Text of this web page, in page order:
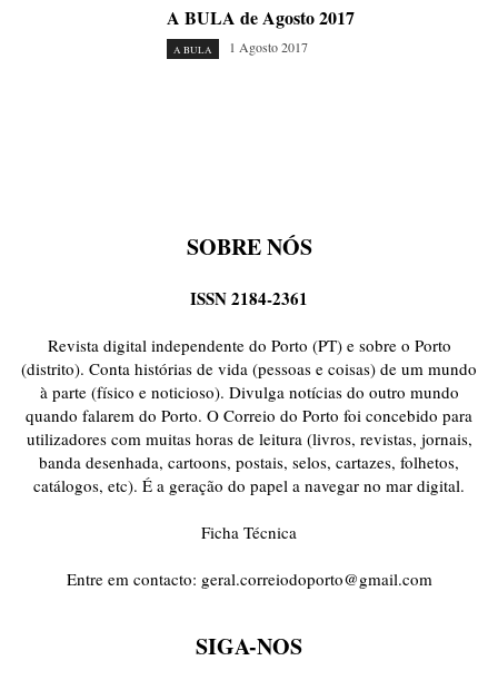
A BULA de Agosto 2017
A BULA 1 Agosto 2017
SOBRE NÓS
ISSN 2184-2361
Revista digital independente do Porto (PT) e sobre o Porto
(distrito). Conta histórias de vida (pessoas e coisas) de um mundo
à parte (físico e noticioso). Divulga notícias do outro mundo
quando falarem do Porto. O Correio do Porto foi concebido para
utilizadores com muitas horas de leitura (livros, revistas, jornais,
banda desenhada, cartoons, postais, selos, cartazes, folhetos,
catálogos, etc). É a geração do papel a navegar no mar digital.
Ficha Técnica
Entre em contacto: geral.correiodoporto@gmail.com
SIGA-NOS